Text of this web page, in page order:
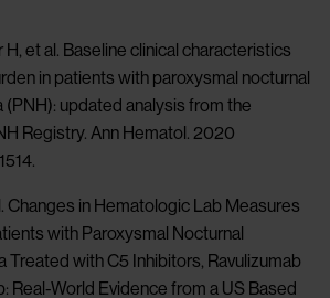
et al. Baseline clinical characteristics
in patients with paroxysmal nocturnal
(PNH): updated analysis from the
Registry. Ann Hematol. 2020
Changes in Hematologic Lab Measures
with Paroxysmal Nocturnal
Treated with C5 Inhibitors, Ravulizumab
Real-World Evidence from a US Based